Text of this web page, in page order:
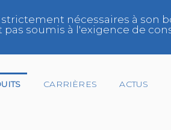
nécessaires à son
soumis à l'exigence de
CARRIÈRES ACTUS